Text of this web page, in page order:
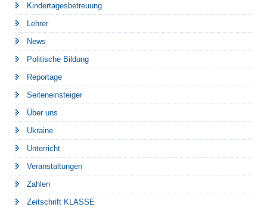
Kindertagesbetreuung
Lehrer
News
Politische Bildung
Reportage
Seiteneinsteiger
Über uns
Ukraine
Unterricht
Veranstaltungen
Zahlen
Zeitschrift KLASSE